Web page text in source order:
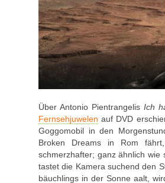
Über Antonio PientrangelisIch
Fernsehjuwelen auf DVD
Goggomobil in den
Broken Dreams in Rom
schmerzhafter; ganz ähnlich
tastet die Kamera suchend den
bäuchlings in der Sonne aalt,